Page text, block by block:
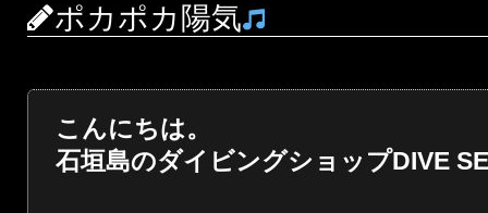
ポカポカ陽気
こんにちは。
石垣島のダイビングショップDIVE